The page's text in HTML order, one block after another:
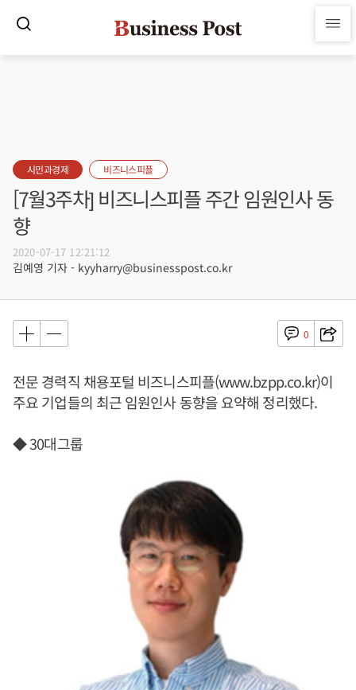
시민과경제 비즈니스피플
[7월3주차] 비즈니스피플 주간 임원인사 동
향
2020-07-17 12:21:12
김예영 기자 - kyyharry@businesspost.co.kr
0
전문 경력직 채용포털 비즈니스피플(www.bzpp.co.kr)이
주요 기업들의 최근 임원인사 동향을 요약해 정리했다.
◆ 30대그룹